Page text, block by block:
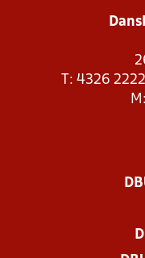
T: 4326
M: